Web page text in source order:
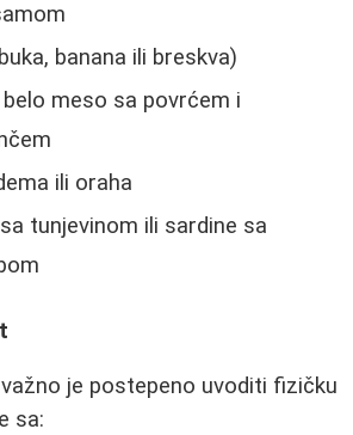
banana ili breskva)
meso sa povrćem i
ili oraha
tunjevinom ili sardine sa
je postepeno uvoditi fizičku
sa: